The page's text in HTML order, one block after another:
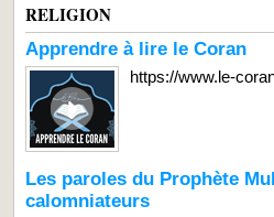
RELIGION
Apprendre à lire le Coran
https://www.le-
Les paroles du Prophète
calomniateurs